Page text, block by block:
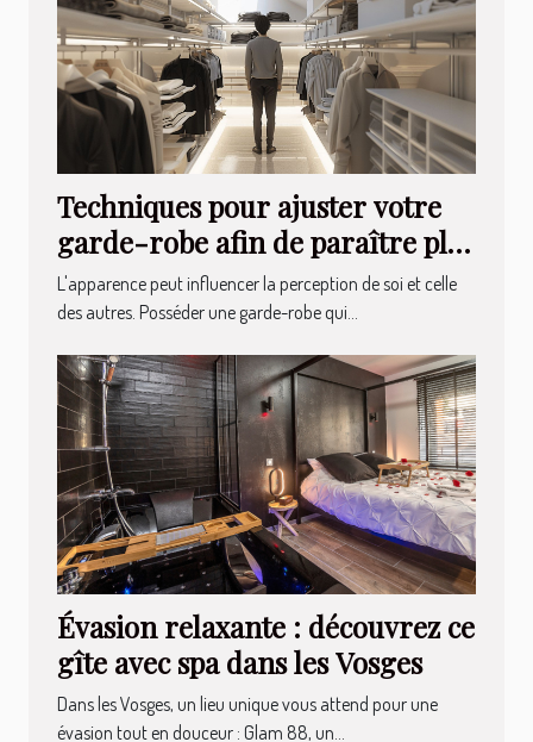
Techniques pour ajuster votre
garde-robe afin de paraître plus
élancé
L'apparence peut influencer la perception de soi et celle
des autres. Posséder une garde-robe qui...
Évasion relaxante : découvrez ce
gîte avec spa dans les Vosges
Dans les Vosges, un lieu unique vous attend pour une
évasion tout en douceur : Glam 88, un...